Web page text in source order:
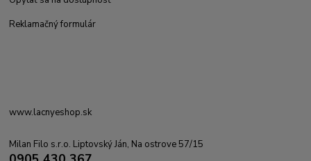
Reklamačný formulár
www.lacnyeshop.sk
Milan Filo s.r.o. Liptovský Ján, Na ostrove 57/15